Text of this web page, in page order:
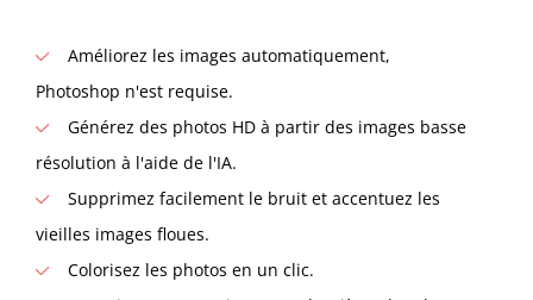
Améliorez les images automatiquement,
Photoshop n'est requise.
Générez des photos HD à partir des images basse
résolution à l'aide de l'IA.
Supprimez facilement le bruit et accentuez les
vieilles images floues.
Colorisez les photos en un clic.